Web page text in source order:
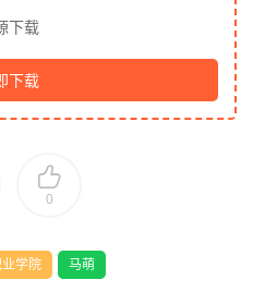
下载
下载
0
学院 马萌